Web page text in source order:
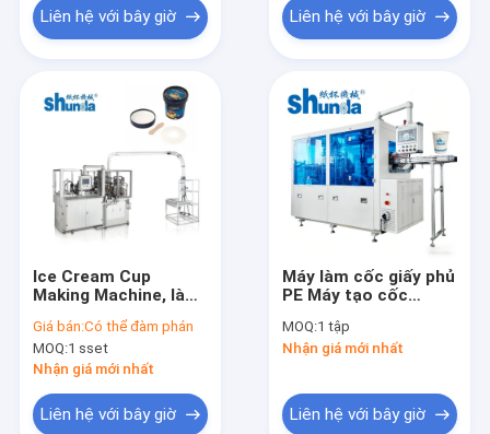
Liên hệ với bây giờ Liên hệ với bây giờ
Ice Cream Cup
Making Machine, làm
tốc độ máy cao kiểm
soát kỹ thuật số
Giá bán:Có thể đàm phán
MOQ:1 sset
Nhận giá mới nhất
Liên hệ với bây giờ
Máy làm cốc giấy phủ
PE Máy tạo cốc
MOQ:1 tập
Nhận giá mới nhất
Liên hệ với bây giờ